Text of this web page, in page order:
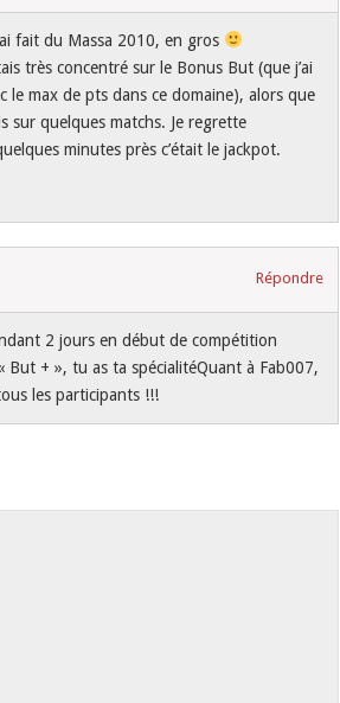
fait du Massa 2010, en gros
très concentré sur le Bonus But (que j’ai
le max de pts dans ce domaine), alors que
sur quelques matchs. Je regrette
minutes près c’était le jackpot.
Répondre
2 jours en début de compétition
+ », tu as ta spécialitéQuant à Fab007,
les participants !!!